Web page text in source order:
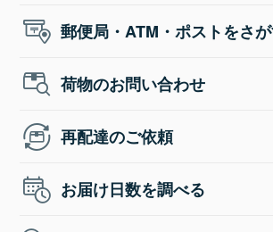
郵便局・ATM・ポストをさ
荷物のお問い合わせ
再配達のご依頼
お届け日数を調べる